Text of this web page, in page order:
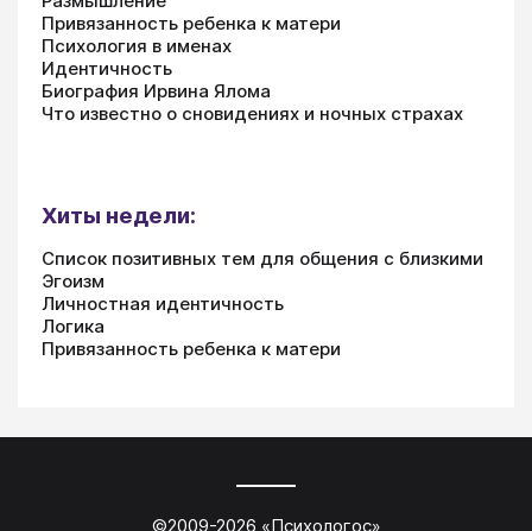
Привязанность ребенка к матери
Психология в именах
Идентичность
Биография Ирвина Ялома
Что известно о сновидениях и ночных страхах
Хиты недели:
Список позитивных тем для общения с близкими
Эгоизм
Личностная идентичность
Логика
Привязанность ребенка к матери
©2009-2026 «Психологос»